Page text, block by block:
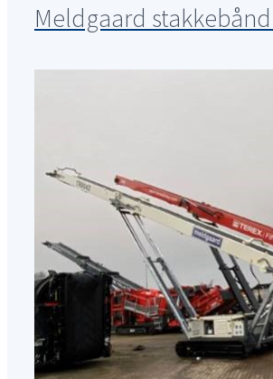
Meldgaard stakkebånd